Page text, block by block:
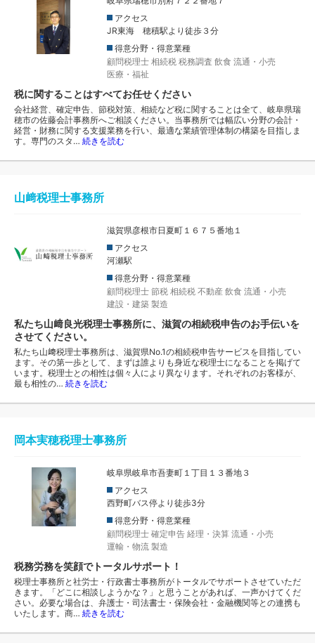
アクセス
JR東海 穂積駅より徒歩３分
得意分野・得意業種
顧問税理士 相続税 税務調査 飲食 流通・小売
医療・福祉
税に関することはすべてお任せください
会社経営、確定申告、節税対策、相続など税に関することは全て、岐阜県瑞
穂市の佐藤会計事務所へご相談ください。当事務所では幅広い分野の会計・
経営・財務に関する支援業務を行い、最適な業績管理体制の構築を目指しま
す。専門のスタ… 続きを読む
山﨑税理士事務所
滋賀県彦根市日夏町１６７５番地１
アクセス
河瀬駅
得意分野・得意業種
顧問税理士 節税 相続税 不動産 飲食 流通・小売
建設・建築 製造
私たち山﨑良光税理士事務所に、滋賀の相続税申告のお手伝いを
させてください。
私たち山﨑税理士事務所は、滋賀県No.1の相続税申告サービスを目指してい
ます。その第一歩として、まずは誰よりも身近な税理士になることを掲げて
います。税理士との相性は個々人により異なります。それぞれのお客様が、
最も相性の… 続きを読む
岡本実穂税理士事務所
岐阜県岐阜市吾妻町１丁目１３番地３
アクセス
西野町バス停より徒歩3分
得意分野・得意業種
顧問税理士 確定申告 経理・決算 流通・小売
運輸・物流 製造
税務労務を笑顔でトータルサポート！
税理士事務所と社労士・行政書士事務所がトータルでサポートさせていただ
きます。「どこに相談しようかな？」と思うことがあれば、一声かけてくだ
さい。必要な場合は、弁護士・司法書士・保険会社・金融機関等との連携も
いたします。商… 続きを読む